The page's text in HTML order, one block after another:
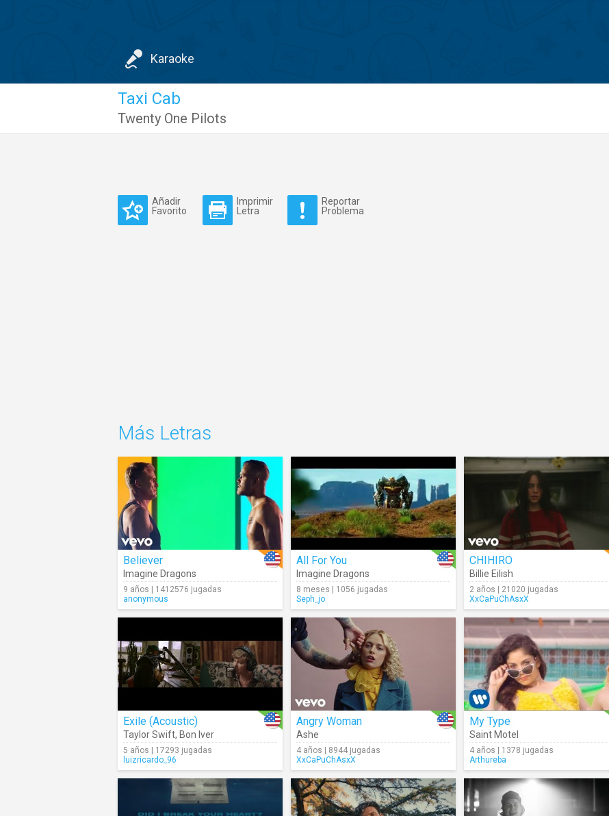
Karaoke
Taxi Cab
Twenty One Pilots
Añadir
Favorito
Imprimir
Letra
Reportar
Problema
Más Letras
Believer
Imagine Dragons
9 años | 1412576 jugadas
anonymous
All For You
Imagine Dragons
8 meses | 1056 jugadas
Seph_jo
CHIHIRO
Billie Eilish
2 años | 21020 jugadas
XxCaPuChAsxX
Exile (Acoustic)
Taylor Swift, Bon Iver
5 años | 17293 jugadas
luizricardo_96
Angry Woman
Ashe
4 años | 8944 jugadas
XxCaPuChAsxX
My Type
Saint Motel
4 años | 1378 jugadas
Arthureba